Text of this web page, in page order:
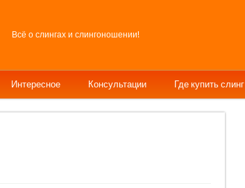
Всё о слингах и слингоношении!
Интересное Консультации Где купить слинг